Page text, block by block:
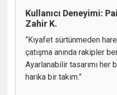
Kullanıcı Deneyimi:
Zahir K.
“Kıyafet sürtünmeden
çatışma anında rakipler
Ayarlanabilir tasarımı her
harika bir takım.”